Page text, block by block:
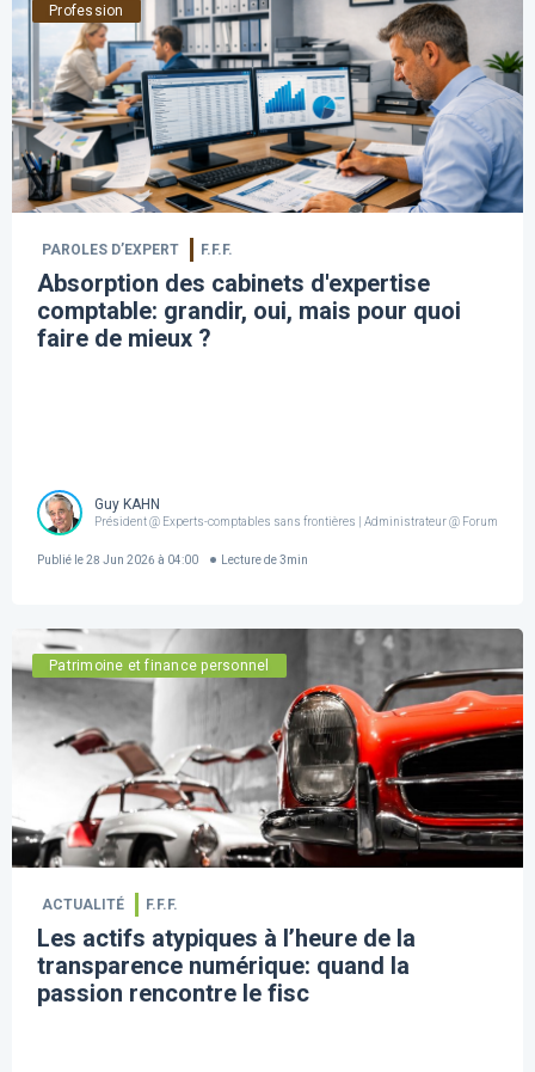
Profession
PAROLES D’EXPERT F.F.F.
Absorption des cabinets d'expertise
comptable: grandir, oui, mais pour quoi
faire de mieux ?
Guy KAHN
Président @ Experts-comptables sans frontières | Administrateur @ Forum For
Publié le28 Jun 2026 à 04:00 Lecture de 3min
Patrimoine et finance personnel
ACTUALITÉ F.F.F.
Les actifs atypiques à l’heure de la
transparence numérique: quand la
passion rencontre le fisc